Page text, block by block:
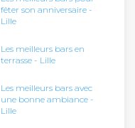
fêter son anniversaire -
Lille
Les meilleurs bars en
terrasse - Lille
Les meilleurs bars avec
une bonne ambiance -
Lille